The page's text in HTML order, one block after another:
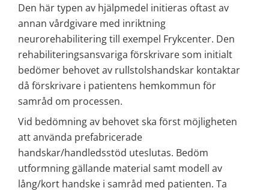
Den här typen av hjälpmedel initieras oftast av
annan vårdgivare med inriktning
neurorehabilitering till exempel Frykcenter. Den
rehabiliteringsansvariga förskrivare som initialt
bedömer behovet av rullstolshandskar kontaktar
då förskrivare i patientens hemkommun för
samråd om processen.
Vid bedömning av behovet ska först möjligheten
att använda prefabricerade
handskar/handledsstöd uteslutas. Bedöm
utformning gällande material samt modell av
lång/kort handske i samråd med patienten. Ta